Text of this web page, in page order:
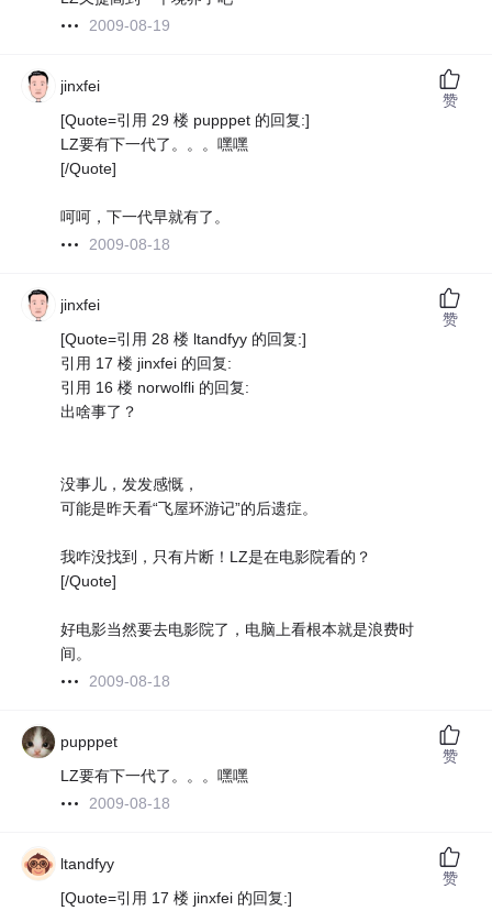
2009-08-19
jinxfei
[Quote=引用 29 楼 pupppet 的回复:]
LZ要有下一代了。。。嘿嘿
[/Quote]
呵呵，下一代早就有了。
2009-08-18
赞
jinxfei
[Quote=引用 28 楼 ltandfyy 的回复:]
引用 17 楼 jinxfei 的回复:
引用 16 楼 norwolfli 的回复:
出啥事了？
没事儿，发发感慨，
可能是昨天看“飞屋环游记”的后遗症。
我咋没找到，只有片断！LZ是在电影院看的？
[/Quote]
好电影当然要去电影院了，电脑上看根本就是浪费时
间。
2009-08-18
赞
pupppet
LZ要有下一代了。。。嘿嘿
2009-08-18
赞
ltandfyy
[Quote=引用 17 楼 jinxfei 的回复:]
赞